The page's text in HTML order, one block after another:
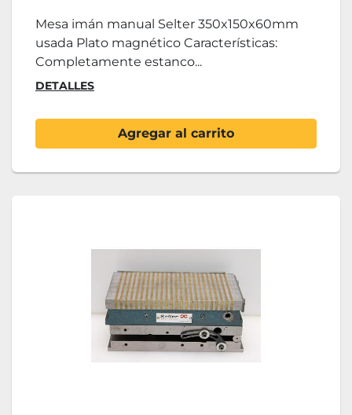
Mesa imán manual Selter 350x150x60mm
usada Plato magnético Características:
Completamente estanco...
DETALLES
Agregar al carrito